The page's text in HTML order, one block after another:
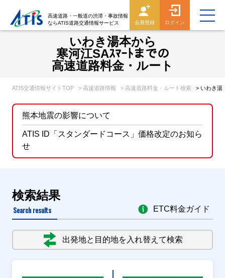
高速道路・一般道の渋滞・事故情報
ならATIS道路交通情報サービス
会員登録 ログイン
いわき湯本から
寒河江SAｽﾏｰﾄまでの
高速道路料金・ルート
ATIS交通情報サイトTOP > 高速道路情報 > 高速道路料金・ルート検索 > いわき湯
熊本地震の影響について
ATIS ID「スタンダードコース」価格改定のお知ら
せ
検索結果
Search results
出発地と目的地を入れ替えて検索
ETC料金ガイド